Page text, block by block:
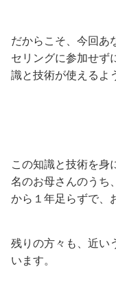
だからこそ、今回あ
セリングに参加せず
識と技術が使えるよ
この知識と技術を身
名のお母さんのうち
から１年足らずで、
残りの方々も、近い
います。